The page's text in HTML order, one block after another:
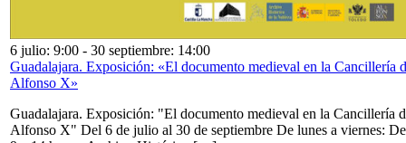
6 julio: 9:00 - 30 septiembre: 14:00
Guadalajara. Exposición: «El documento medieval en la Cancillería
Alfonso X»
Guadalajara. Exposición: "El documento medieval en la Cancillería
Alfonso X" Del 6 de julio al 30 de septiembre De lunes a viernes: De